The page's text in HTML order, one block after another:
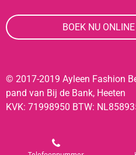
BOEK NU
© 2017-2019 Ayleen Fashion
pand van Bij de Bank, Heeten
KVK: 71998950 BTW: